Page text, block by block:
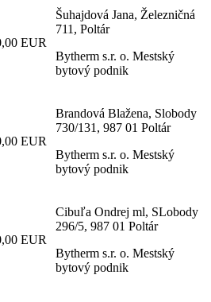
EUR
Šuhajdová Jana, Železničná
711, Poltár
Bytherm s.r. o. Mestský
bytový podnik
EUR
Brandová Blažena, Slobody
730/131, 987 01 Poltár
Bytherm s.r. o. Mestský
bytový podnik
EUR
Cibuľa Ondrej ml, SLobody
296/5, 987 01 Poltár
Bytherm s.r. o. Mestský
bytový podnik